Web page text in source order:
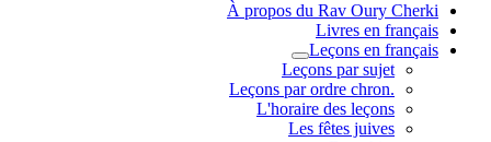
À propos du Rav Oury Cherki
Livres en français
Leçons en français
Leçons par sujet
.Leçons par ordre chron
L'horaire des leçons
Les fêtes juives